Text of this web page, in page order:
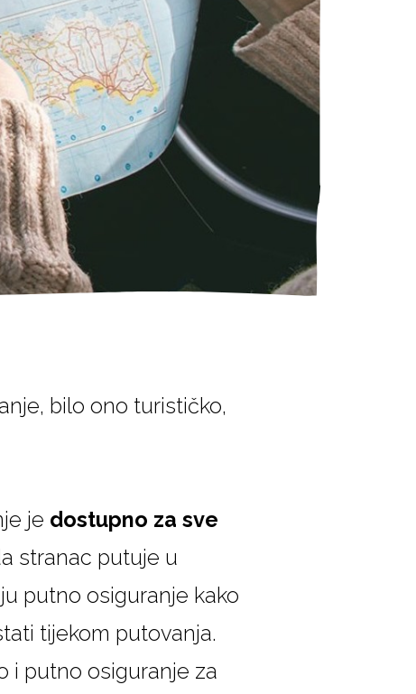
bilo ono turističko,
je dostupno za sve
stranac putuje u
putno osiguranje kako
tijekom putovanja.
i putno osiguranje za